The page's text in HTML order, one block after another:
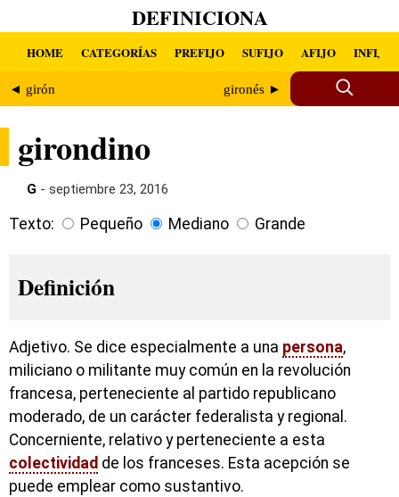
DEFINICIONA
HOME CATEGORÍAS PREFIJO SUFIJO AFIJO INFIJO
◄ girón gironés ►
girondino
G - septiembre 23, 2016
Texto: Pequeño Mediano Grande
Definición
Adjetivo. Se dice especialmente a una persona,
miliciano o militante muy común en la revolución
francesa, perteneciente al partido republicano
moderado, de un carácter federalista y regional.
Concerniente, relativo y perteneciente a esta
colectividad de los franceses. Esta acepción se
puede emplear como sustantivo.